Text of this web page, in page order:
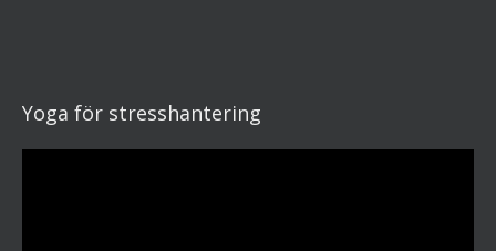
Yoga för stresshantering